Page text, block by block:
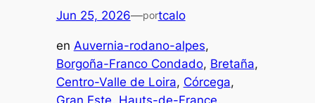
Jun 25, 2026—portcalo
en Auvernia-rodano-alpes
Borgoña-Franco Condado, Bretaña
Centro-Valle de Loira, Córcega
Gran Este, Hauts-de-France